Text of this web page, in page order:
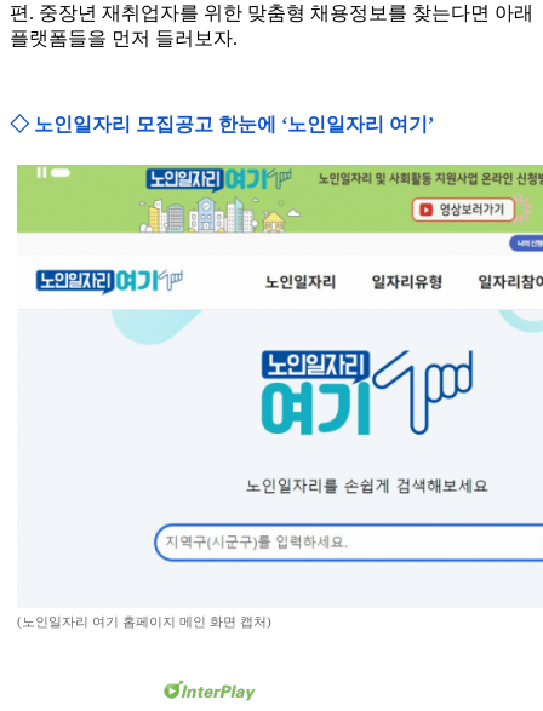
편. 중장년 재취업자를 위한 맞춤형 채용정보를 찾는다면 아래
플랫폼들을 먼저 들러보자.
◇ 노인일자리 모집공고 한눈에 ‘노인일자리 여기’
(노인일자리 여기 홈페이지 메인 화면 캡처)